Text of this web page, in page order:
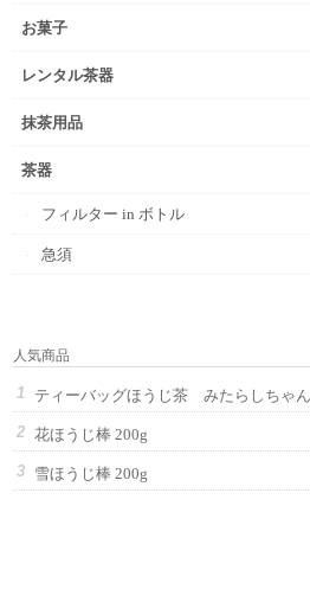
お菓子
レンタル茶器
抹茶用品
茶器
フィルター in ボトル
急須
人気商品
ティーバッグほうじ茶 みたらしちゃ
花ほうじ棒 200g
雪ほうじ棒 200g